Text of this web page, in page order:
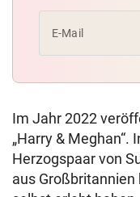
E-Mail
Im Jahr 2022
„Harry & Meghan“.
Herzogspaar von
aus